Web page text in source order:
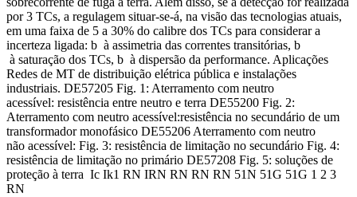
por 3 TCs, a regulagem situar-se-á, na visão das tecnologias atuais,
em uma faixa de 5 a 30% do calibre dos TCs para considerar a
incerteza ligada: b à assimetria das correntes transitórias, b
à saturação dos TCs, b à dispersão da performance. Aplicações
Redes de MT de distribuição elétrica pública e instalações
industriais. DE57205 Fig. 1: Aterramento com neutro
acessível: resistência entre neutro e terra DE55200 Fig. 2:
Aterramento com neutro acessível:resistência no secundário de um
transformador monofásico DE55206 Aterramento com neutro
não acessível: Fig. 3: resistência de limitação no secundário Fig. 4:
resistência de limitação no primário DE57208 Fig. 5: soluções de
proteção à terra Ic Ik1 RN IRN RN RN RN 51N 51G 51G 1 2 3
RN